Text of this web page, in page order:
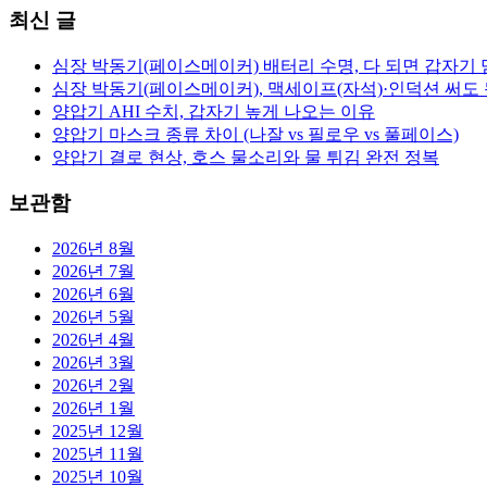
최신 글
심장 박동기(페이스메이커) 배터리 수명, 다 되면 갑자기
심장 박동기(페이스메이커), 맥세이프(자석)·인덕션 써도
양압기 AHI 수치, 갑자기 높게 나오는 이유
양압기 마스크 종류 차이 (나잘 vs 필로우 vs 풀페이스)
양압기 결로 현상, 호스 물소리와 물 튀김 완전 정복
보관함
2026년 8월
2026년 7월
2026년 6월
2026년 5월
2026년 4월
2026년 3월
2026년 2월
2026년 1월
2025년 12월
2025년 11월
2025년 10월